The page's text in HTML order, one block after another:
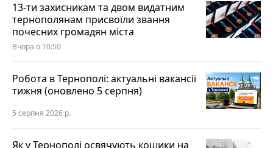
13-ти захисникам та двом видатним
тернополянам присвоїли звання
почесних громадян міста
Вчора о 10:50
Робота в Тернополі: актуальні вакансії
тижня (оновлено 5 серпня)
5 серпня 2026 р.
Як у Тернополі освячують кошики на